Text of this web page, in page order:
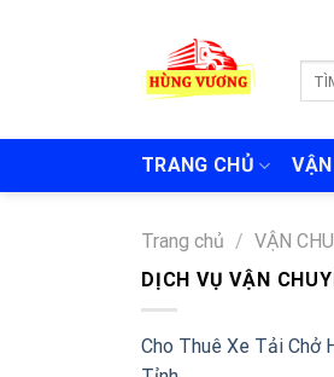
CÔNG TY
TRANG CHỦ
Trang chủ / VẬN
DỊCH VỤ VẬN
Cho Thuê Xe Tải Chở